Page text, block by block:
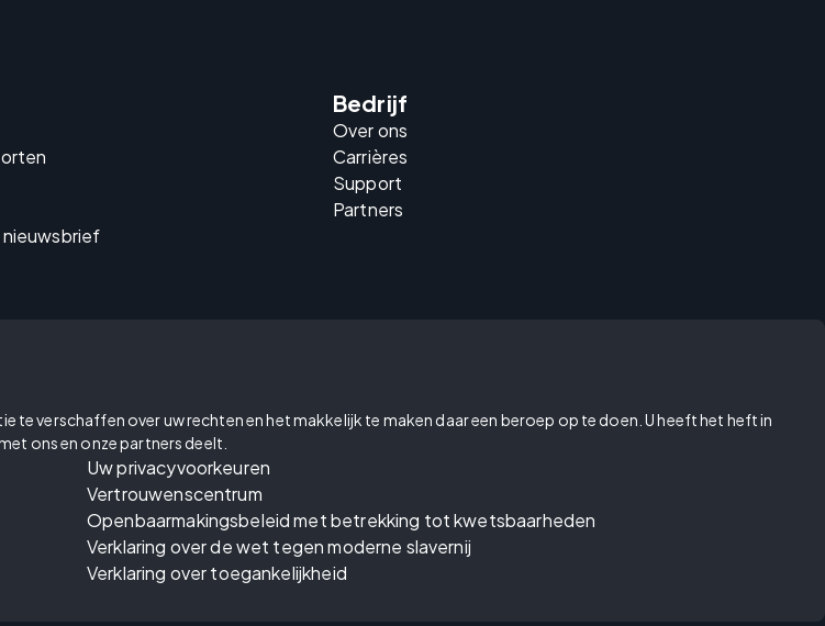
nieuwsbrief
Bedrijf
Over ons
Carrières
Support
Partners
verschaffen over uw rechten en het makkelijk te maken daar een beroep op te doen. U heeft het heft in
ons en onze partners deelt.
Uw privacyvoorkeuren
Vertrouwenscentrum
Openbaarmakingsbeleid met betrekking tot kwetsbaarheden
Verklaring over de wet tegen moderne slavernij
Verklaring over toegankelijkheid